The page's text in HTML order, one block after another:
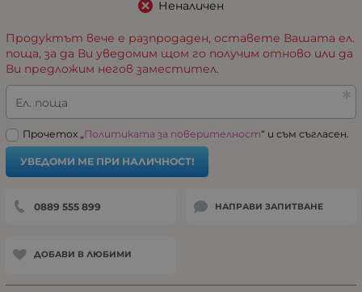
Неналичен
Продуктът вече е разпродаден, оставете Вашата ел.
поща, за да Ви уведомим щом го получим отново или да
Ви предложим негов заместител.
Ел. поща
Прочетох „ Политиката за поверителност“ и съм съгласен.
УВЕДОМИ МЕ ПРИ НАЛИЧНОСТ!
0889 555 899 НАПРАВИ ЗАПИТВАНЕ
ДОБАВИ В ЛЮБИМИ